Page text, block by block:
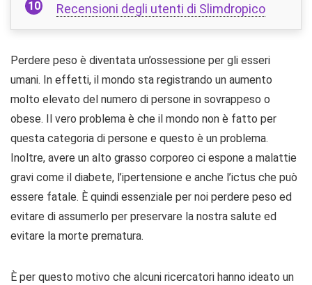
Recensioni degli utenti di Slimdropico
Perdere peso è diventata un’ossessione per gli esseri
umani. In effetti, il mondo sta registrando un aumento
molto elevato del numero di persone in sovrappeso o
obese. Il vero problema è che il mondo non è fatto per
questa categoria di persone e questo è un problema.
Inoltre, avere un alto grasso corporeo ci espone a malattie
gravi come il diabete, l’ipertensione e anche l’ictus che può
essere fatale. È quindi essenziale per noi perdere peso ed
evitare di assumerlo per preservare la nostra salute ed
evitare la morte prematura.
È per questo motivo che alcuni ricercatori hanno ideato un